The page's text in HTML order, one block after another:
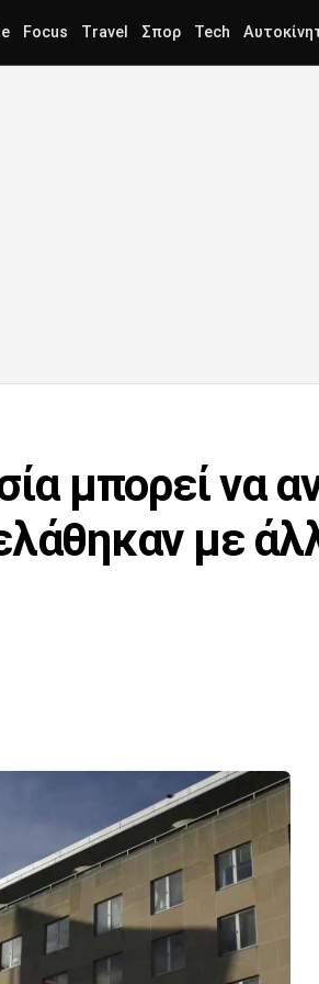
Focus Travel Σπορ Tech
μπορεί να
με